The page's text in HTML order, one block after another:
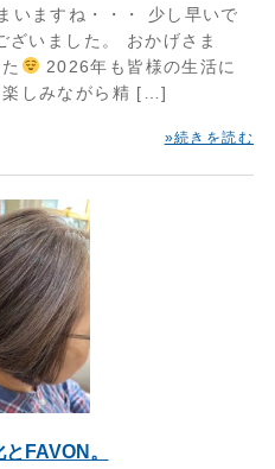
いますね・・・ 少し早いで
いました。 おかげさま
2026年も皆様の生活に
楽しみながら精 […]
»続きを読む
FAVON。